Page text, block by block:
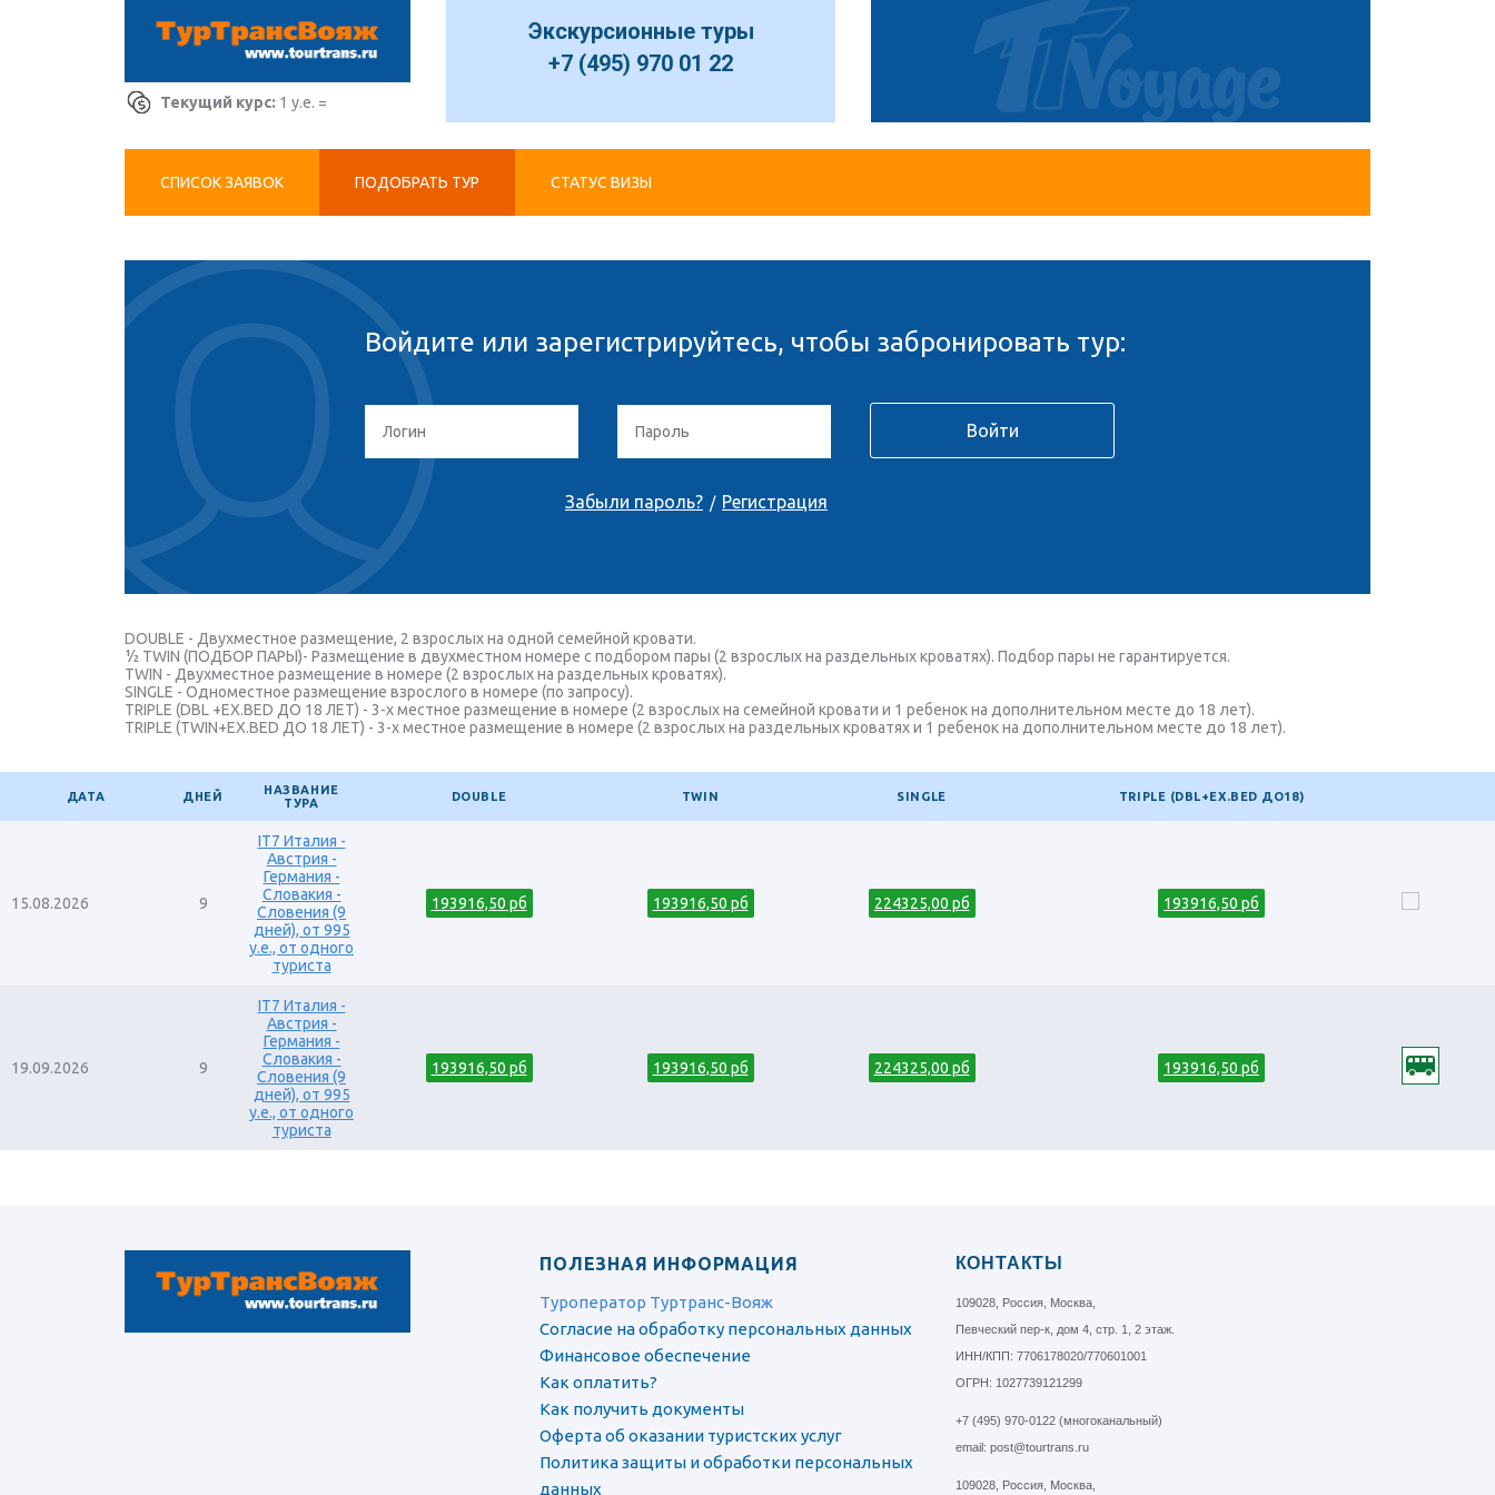
Текущий курс: 1 у.е. =
Экскурсионные туры
+7 (495) 970 01 22
СПИСОК ЗАЯВОК ПОДОБРАТЬ ТУР СТАТУС ВИЗЫ
Войдите или зарегистрируйтесь, чтобы забронировать тур:
Забыли пароль? / Регистрация
DOUBLE - Двухместное размещение, 2 взрослых на одной семейной кровати.
½ TWIN (ПОДБОР ПАРЫ)- Размещение в двухместном номере с подбором пары (2 взрослых на раздельных кроватях). Подбор пары не гарантируется.
TWIN - Двухместное размещение в номере (2 взрослых на раздельных кроватях).
SINGLE - Одноместное размещение взрослого в номере (по запросу).
TRIPLE (DBL +EX.BED ДО 18 ЛЕТ) - 3-х местное размещение в номере (2 взрослых на семейной кровати и 1 ребенок на дополнительном месте до 18 лет).
TRIPLE (TWIN+EX.BED ДО 18 ЛЕТ) - 3-х местное размещение в номере (2 взрослых на раздельных кроватях и 1 ребенок на дополнительном месте до 18 лет).
ДАТА ДНЕЙ
НАЗВАНИЕ
ТУРА
DOUBLE TWIN SINGLE TRIPLE (DBL+EX.BED ДО18)
15.08.2026 9
IT7 Италия -
Австрия -
Германия -
Словакия -
Словения (9
дней), от 995
y.e., от одного
туриста
193916,50 рб 193916,50 рб 224325,00 рб 193916,50 рб
19.09.2026 9
IT7 Италия -
Австрия -
Германия -
Словакия -
Словения (9
дней), от 995
y.e., от одного
туриста
193916,50 рб 193916,50 рб 224325,00 рб 193916,50 рб
ПОЛЕЗНАЯ ИНФОРМАЦИЯ
Туроператор Туртранс-Вояж
Согласие на обработку персональных данных
Финансовое обеспечение
Как оплатить?
Как получить документы
Оферта об оказании туристских услуг
Политика защиты и обработки персональных
данных
КОНТАКТЫ
109028, Россия, Москва,
Певческий пер-к, дом 4, стр. 1, 2 этаж.
ИНН/КПП: 7706178020/770601001
ОГРН: 1027739121299
+7 (495) 970-0122 (многоканальный)
email: post@tourtrans.ru
109028, Россия, Москва,